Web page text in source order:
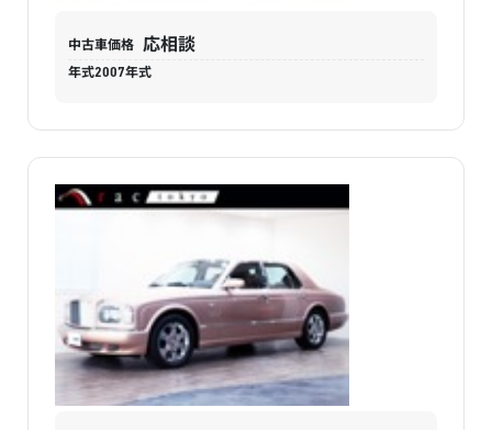
中古車価格 応相談
年式2007年式